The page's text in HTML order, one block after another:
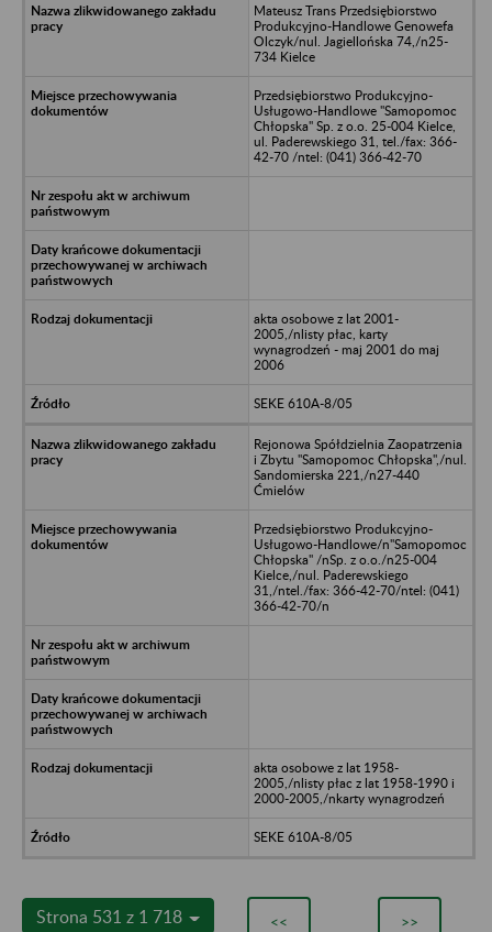
Mateusz Trans Przedsiębiorstwo
Produkcyjno-Handlowe Genowefa
Olczyk/nul. Jagiellońska 74,/n25-
734 Kielce
Przedsiębiorstwo Produkcyjno-
Usługowo-Handlowe "Samopomoc
Chłopska" Sp. z o.o. 25-004 Kielce,
ul. Paderewskiego 31, tel./fax: 366-
42-70 /ntel: (041) 366-42-70
akta osobowe z lat 2001-
2005,/nlisty płac, karty
wynagrodzeń - maj 2001 do maj
2006
SEKE 610A-8/05
Rejonowa Spółdzielnia Zaopatrzenia
i Zbytu "Samopomoc Chłopska",/nul.
Sandomierska 221,/n27-440
Ćmielów
Przedsiębiorstwo Produkcyjno-
Usługowo-Handlowe/n"Samopomoc
Chłopska" /nSp. z o.o./n25-004
Kielce,/nul. Paderewskiego
31,/ntel./fax: 366-42-70/ntel: (041)
366-42-70/n
akta osobowe z lat 1958-
2005,/nlisty płac z lat 1958-1990 i
2000-2005,/nkarty wynagrodzeń
SEKE 610A-8/05
Strona 531 z 1 718 << >>